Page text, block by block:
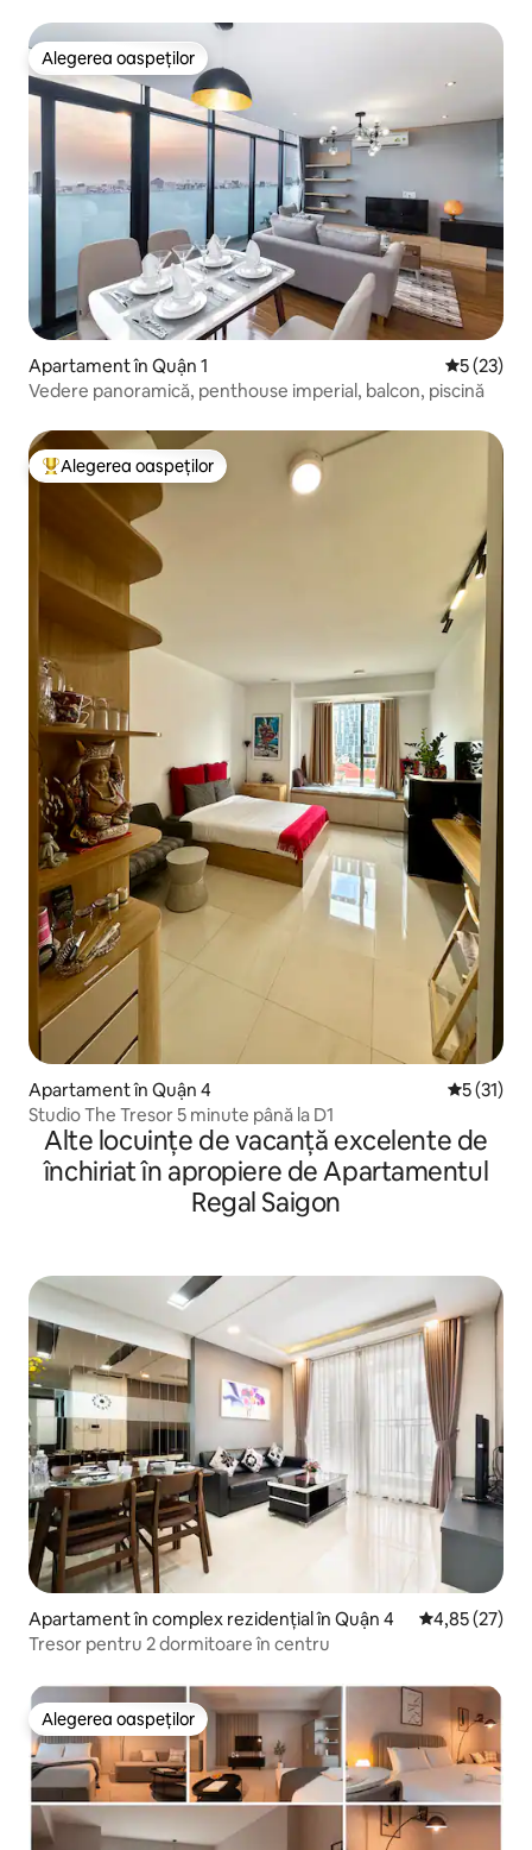
Alegerea oaspeților
Alegerea oaspeților
Apartament în Quận 1 Scor
5 (23)
Vedere panoramică, penthouse imperial, balcon, piscină
Locuință din topul categoriei Alegerea oaspeților
Alegerea oaspeților
Apartament în Quận 4 Scor
5 (31)
Studio The Tresor 5 minute până la D1
Alte locuințe de vacanță excelente de
închiriat în apropiere de Apartamentul
Regal Saigon
Apartament în complex rezidențial în Quận 4 Scor mediu
4,85 (27)
Tresor pentru 2 dormitoare în centru
Alegerea oaspeților
Alegerea oaspeților